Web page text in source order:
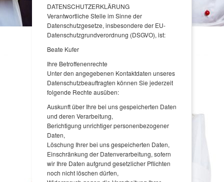
DATENSCHUTZERKLÄRUNG
Verantwortliche Stelle im Sinne der
Datenschutzgesetze, insbesondere der EU-
Datenschutzgrundverordnung (DSGVO), ist:
Beate Kufer
Ihre Betroffenenrechte
Unter den angegebenen Kontaktdaten unseres
Datenschutzbeauftragten können Sie jederzeit
folgende Rechte ausüben:
Auskunft über Ihre bei uns gespeicherten Daten
und deren Verarbeitung,
Berichtigung unrichtiger personenbezogener
Daten,
Löschung Ihrer bei uns gespeicherten Daten,
Einschränkung der Datenverarbeitung, sofern
wir Ihre Daten aufgrund gesetzlicher Pflichten
noch nicht löschen dürfen,